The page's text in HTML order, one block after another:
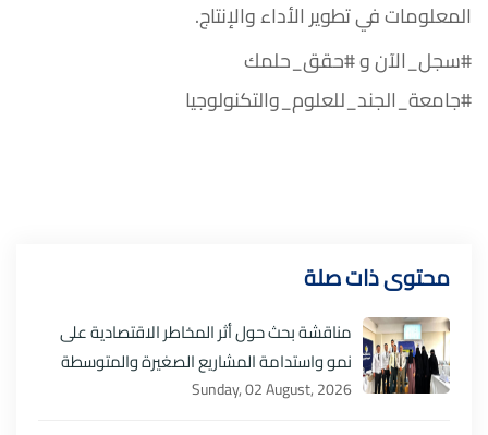
المعلومات في تطوير الأداء والإنتاج.
#سجل_الآن و #حقق_حلمك
#جامعة_الجند_للعلوم_والتكنولوجيا
محتوى ذات صلة
مناقشة بحث حول أثر المخاطر الاقتصادية على
نمو واستدامة المشاريع الصغيرة والمتوسطة
Sunday, 02 August, 2026